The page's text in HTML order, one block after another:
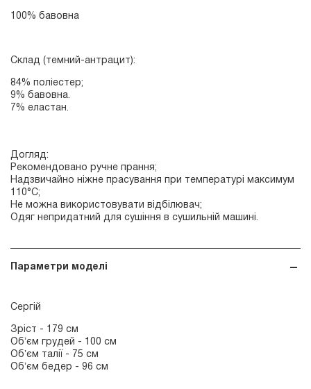
100% бавовна
Склад (темний-антрацит):
84% поліестер;
9% бавовна.
7% еластан.
Догляд:
Рекомендовано ручне прання;
Надзвичайно ніжне прасування при температурі максимум
110°С;
Не можна використовувати відбілювач;
Одяг непридатний для сушіння в сушильній машині.
Параметри моделі
Сергій
Зріст - 179 см
Обʼєм грудей - 100 см
Обʼєм талії - 75 см
Обʼєм бедер - 96 см